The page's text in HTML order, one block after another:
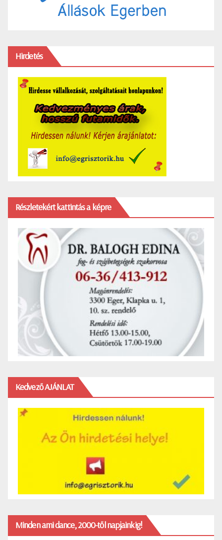
Hirdetés
Részletekért kattintás a képre
Kedvező AJÁNLAT
Minden ami dance, 2000-től napjainkig!